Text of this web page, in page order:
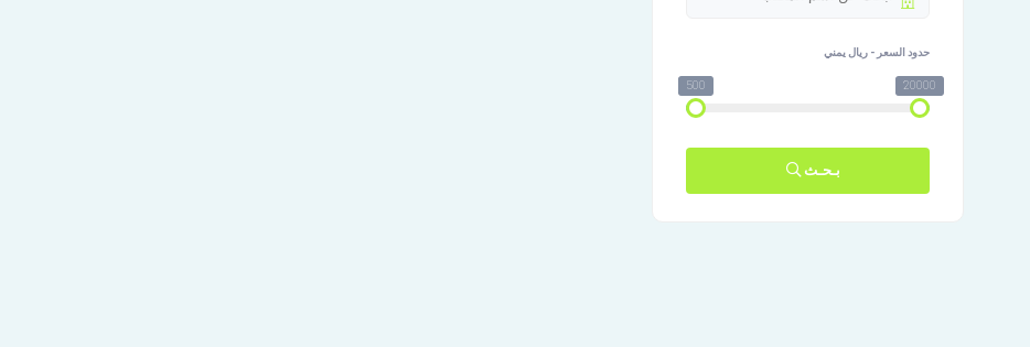
حدود السعر - ريال يمني
500 20000
بـحـث